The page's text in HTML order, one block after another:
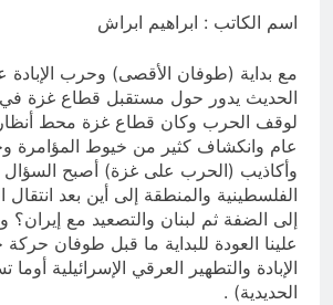
اسم الكاتب : ابراهيم ابراش
مع بداية (طوفان الأقصى) وحرب
الحديث يدور حول مستقبل قطاع غزة في
لوقف الحرب وكان قطاع غزة محط أنظار
عام وانكشاف كثير من خيوط المؤامرة
وأكاذيب (الحرب على غزة) أصبح
الفلسطينية والمنطقة إلى أين بعد
إلى الضفة ثم لبنان والتصعيد مع إيران؟
علينا العودة للبداية ما قبل طوفان
الإبادة والتطهير العرقي الإسرائيلية
الحديدية) .